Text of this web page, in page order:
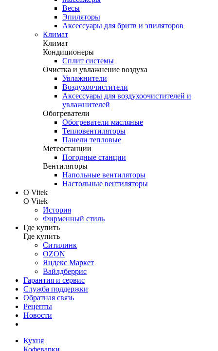
Весы
Эпиляторы
Аксессуары для бритв и эпиляторов
Климат
Климат
Кондиционеры
Сплит системы
Очистка и увлажнение воздуха
Увлажнители
Воздухоочистители
Аксессуары для воздухоочистителей и
увлажнителей
Обогреватели
Обогреватели масляные
Тепловентиляторы
Панели тепловые
Метеостанции
Погодные станции
Вентиляторы
Напольные вентиляторы
Настольные вентиляторы
О Vitek
О Vitek
История
Фирменный стиль
Где купить
Где купить
Ситилинк
OZON
Яндекс Маркет
Вайлдберрис
Гарантия и сервис
Служба поддержки
Обратная связь
Рецепты
Новости
Кухня
Кофеварки